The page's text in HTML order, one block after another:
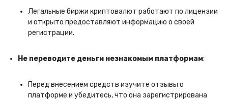
Легальные биржи криптовалют работают по лицензии
и открыто предоставляют информацию о своей
регистрации.
Не переводите деньги незнакомым платформам:
Перед внесением средств изучите отзывы о
платформе и убедитесь, что она зарегистрирована